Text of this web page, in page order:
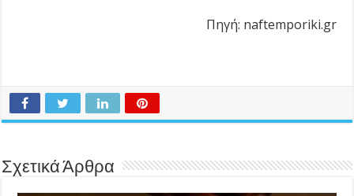
Πηγή: naftemporiki.gr
Σχετικά Άρθρα